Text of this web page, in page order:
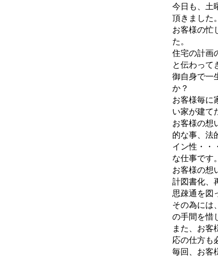
今日も、土
頂きました
お客様の忙
た。
住宅の計画
と伝わって
御自身で一
か？
お客様毎に
い家が建て
お客様の想
的な事、法
イン性・・
な仕事です
お客様の想
計図書化、
思疎通を図
その為には
の手間を惜
また、お客
応の仕方も
毎回、お客